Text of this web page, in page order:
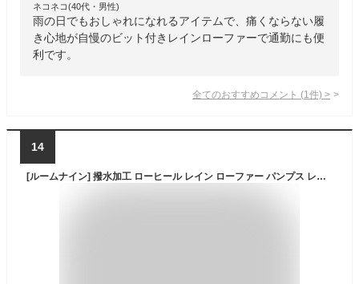
ネコネコ(40代・男性)
雨の日でもおしゃれになれるアイテムで、痛くならない履
き心地が自慢のビット付きレインローファーで通勤にも便
利です。
全てのおすすめコメント (1 件) >
14
[ルームナイン] 撥水加工 ローヒール レイン ローファー パンプス レディース 大人 雨晴れ兼用 (le-2061) ブラックスムース LLサイズ